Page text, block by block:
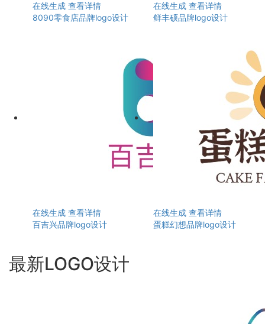
在线生成 查看详情
8090零食店品牌logo设计
在线生成 查看详情
鲜丰硕品牌logo设计
在线生成 查看详情
百吉兴品牌logo设计
在线生成 查看详情
蛋糕幻想品牌logo设计
最新LOGO设计